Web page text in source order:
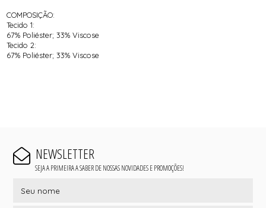
COMPOSIÇÃO:
Tecido 1:
67% Poliéster; 33% Viscose
Tecido 2:
67% Poliéster; 33% Viscose
NEWSLETTER
SEJA A PRIMEIRA A SABER DE NOSSAS NOVIDADES E PROMOÇÕES!